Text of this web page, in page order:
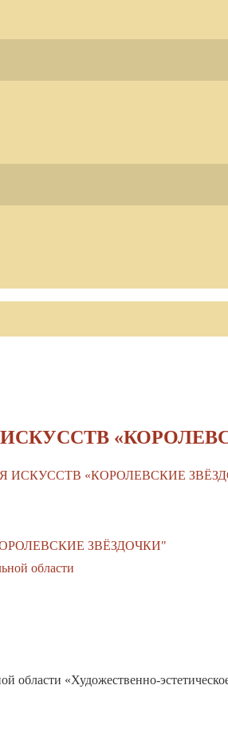
ИСКУССТВ «КОРОЛЕВСКИЕ
ЗВЁЗДОЧКИ"
области «Художественно-